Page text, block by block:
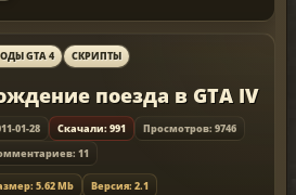
GTA 4 СКРИПТЫ
поезда в GTA IV
01-28 Скачали: 991
Просмотров: 9746
11
5.62 Mb Версия: 2.1